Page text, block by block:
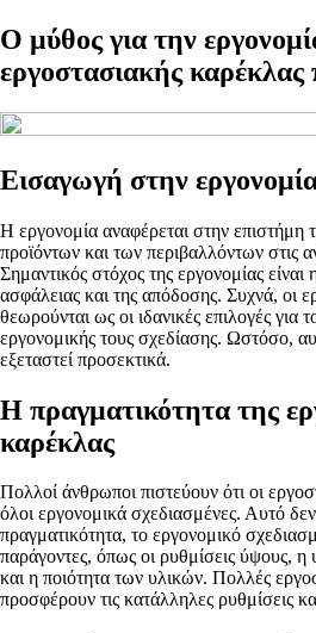
Ο μύθος για την
εργοστασιακής καρέκλας
Εισαγωγή στην
Η εργονομία αναφέρεται στην επιστήμη
προϊόντων και των περιβαλλόντων στις
Σημαντικός στόχος της εργονομίας
ασφάλειας και της απόδοσης. Συχνά, οι
θεωρούνται ως οι ιδανικές επιλογές για
εργονομικής τους σχεδίασης. Ωστόσο,
εξεταστεί προσεκτικά.
Η πραγματικότητα της
καρέκλας
Πολλοί άνθρωποι πιστεύουν ότι οι
όλοι εργονομικά σχεδιασμένες. Αυτό
πραγματικότητα, το εργονομικό
παράγοντες, όπως οι ρυθμίσεις ύψους, η
και η ποιότητα των υλικών. Πολλές
προσφέρουν τις κατάλληλες ρυθμίσεις